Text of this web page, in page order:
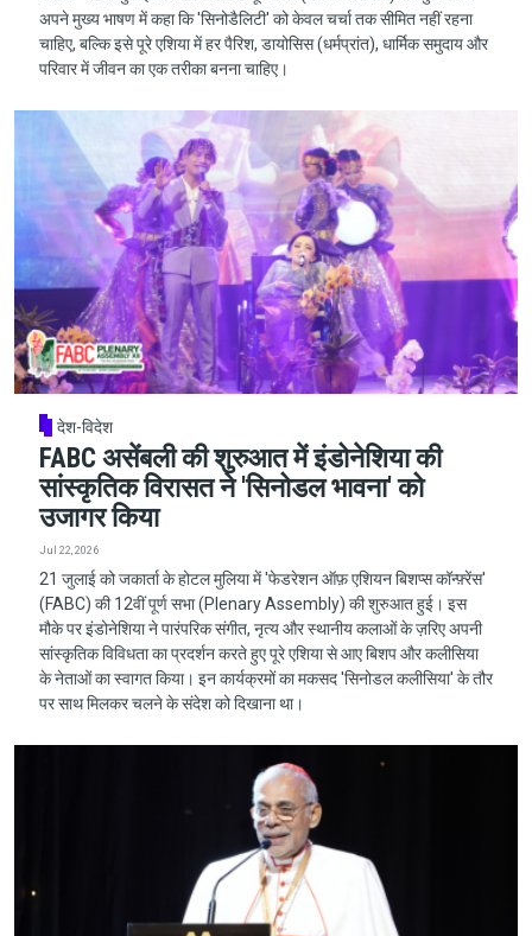
अपने मुख्य भाषण में कहा कि 'सिनोडैलिटी' को केवल चर्चा तक सीमित नहीं रहना
चाहिए, बल्कि इसे पूरे एशिया में हर पैरिश, डायोसिस (धर्मप्रांत), धार्मिक समुदाय और
परिवार में जीवन का एक तरीका बनना चाहिए।
देश-विदेश
FABC असेंबली की शुरुआत में इंडोनेशिया की
सांस्कृतिक विरासत ने 'सिनोडल भावना' को
उजागर किया
Jul 22, 2026
21 जुलाई को जकार्ता के होटल मुलिया में 'फेडरेशन ऑफ़ एशियन बिशप्स कॉन्फ़्रेंस'
(FABC) की 12वीं पूर्ण सभा (Plenary Assembly) की शुरुआत हुई। इस
मौके पर इंडोनेशिया ने पारंपरिक संगीत, नृत्य और स्थानीय कलाओं के ज़रिए अपनी
सांस्कृतिक विविधता का प्रदर्शन करते हुए पूरे एशिया से आए बिशप और कलीसिया
के नेताओं का स्वागत किया। इन कार्यक्रमों का मकसद 'सिनोडल कलीसिया' के तौर
पर साथ मिलकर चलने के संदेश को दिखाना था।